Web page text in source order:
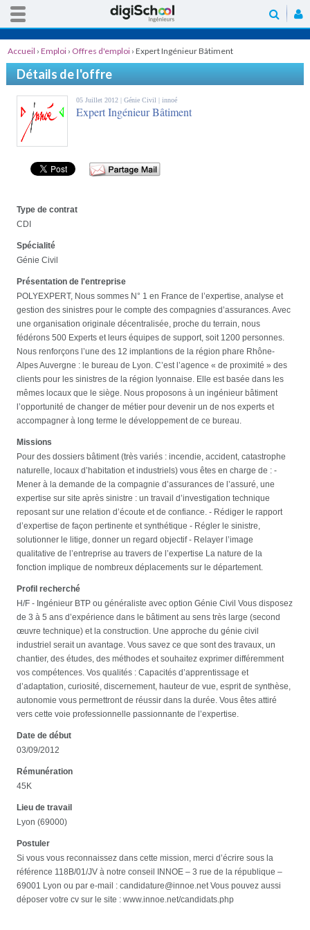
Accueil › Emploi › Offres d'emploi › Expert Ingénieur Bâtiment
Détails de l'offre
05 Juillet 2012 | Génie Civil | innoé
Expert Ingénieur Bâtiment
Type de contrat
CDI
Spécialité
Génie Civil
Présentation de l'entreprise
POLYEXPERT, Nous sommes N° 1 en France de l’expertise, analyse et
gestion des sinistres pour le compte des compagnies d’assurances. Avec
une organisation originale décentralisée, proche du terrain, nous
fédérons 500 Experts et leurs équipes de support, soit 1200 personnes.
Nous renforçons l’une des 12 implantions de la région phare Rhône-
Alpes Auvergne : le bureau de Lyon. C’est l’agence « de proximité » des
clients pour les sinistres de la région lyonnaise. Elle est basée dans les
mêmes locaux que le siège. Nous proposons à un ingénieur bâtiment
l’opportunité de changer de métier pour devenir un de nos experts et
accompagner à long terme le développement de ce bureau.
Missions
Pour des dossiers bâtiment (très variés : incendie, accident, catastrophe
naturelle, locaux d’habitation et industriels) vous êtes en charge de : -
Mener à la demande de la compagnie d’assurances de l’assuré, une
expertise sur site après sinistre : un travail d’investigation technique
reposant sur une relation d’écoute et de confiance. - Rédiger le rapport
d’expertise de façon pertinente et synthétique - Régler le sinistre,
solutionner le litige, donner un regard objectif - Relayer l’image
qualitative de l’entreprise au travers de l’expertise La nature de la
fonction implique de nombreux déplacements sur le département.
Profil recherché
H/F - Ingénieur BTP ou généraliste avec option Génie Civil Vous disposez
de 3 à 5 ans d’expérience dans le bâtiment au sens très large (second
œuvre technique) et la construction. Une approche du génie civil
industriel serait un avantage. Vous savez ce que sont des travaux, un
chantier, des études, des méthodes et souhaitez exprimer différemment
vos compétences. Vos qualités : Capacités d’apprentissage et
d’adaptation, curiosité, discernement, hauteur de vue, esprit de synthèse,
autonomie vous permettront de réussir dans la durée. Vous êtes attiré
vers cette voie professionnelle passionnante de l’expertise.
Date de début
03/09/2012
Rémunération
45K
Lieu de travail
Lyon (69000)
Postuler
Si vous vous reconnaissez dans cette mission, merci d’écrire sous la
référence 118B/01/JV à notre conseil INNOE – 3 rue de la république –
69001 Lyon ou par e-mail : candidature@innoe.net Vous pouvez aussi
déposer votre cv sur le site : www.innoe.net/candidats.php